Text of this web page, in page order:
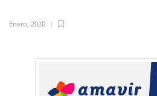
Enero, 2020